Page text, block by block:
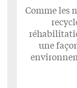
Comme les
une